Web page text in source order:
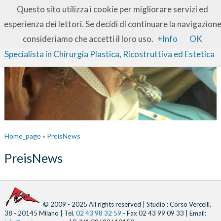
Dott. Franz W. Baruffaldi Preis
Specialista in Chirurgia Plastica, Ricostruttiva ed Estetica
IT EN
Home_page» PreisNews
PreisNews
© 2009 - 2025 All rights reserved | Studio : Corso Vercelli,
38 - 20145 Milano | Tel. 02 43 98 32 59 - Fax 02 43 99 09 33 | Email:
Questo sito utilizza i cookie per migliorare servizi ed
esperienza dei lettori. Se decidi di continuare la navigazione
consideriamo che accetti il loro uso. +Info OK